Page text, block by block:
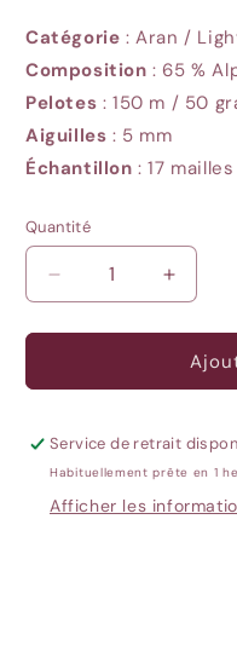
Catégorie : Aran /
Composition : 65 %
Pelotes :150 m / 50
Aiguilles : 5 mm
Échantillon :17
Quantité
Quantité
Réduire
la
quantité
Drops
-
13
la
de
Drops
-
13
Service de retrait
Habituellement prête en 1
Afficher les